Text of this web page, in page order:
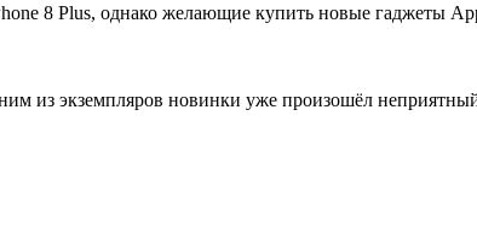
8 Plus, однако желающие купить новые гаджеты
из экземпляров новинки уже произошёл